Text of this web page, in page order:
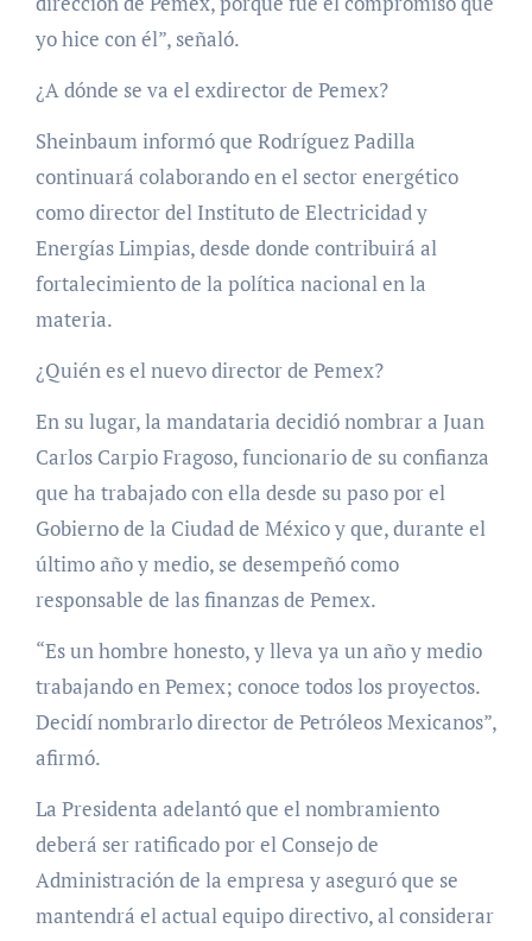
yo hice con él”, señaló.
¿A dónde se va el exdirector de Pemex?
Sheinbaum informó que Rodríguez Padilla
continuará colaborando en el sector energético
como director del Instituto de Electricidad y
Energías Limpias, desde donde contribuirá al
fortalecimiento de la política nacional en la
materia.
¿Quién es el nuevo director de Pemex?
En su lugar, la mandataria decidió nombrar a Juan
Carlos Carpio Fragoso, funcionario de su confianza
que ha trabajado con ella desde su paso por el
Gobierno de la Ciudad de México y que, durante el
último año y medio, se desempeñó como
responsable de las finanzas de Pemex.
“Es un hombre honesto, y lleva ya un año y medio
trabajando en Pemex; conoce todos los proyectos.
Decidí nombrarlo director de Petróleos Mexicanos”,
afirmó.
La Presidenta adelantó que el nombramiento
deberá ser ratificado por el Consejo de
Administración de la empresa y aseguró que se
mantendrá el actual equipo directivo, al considerar